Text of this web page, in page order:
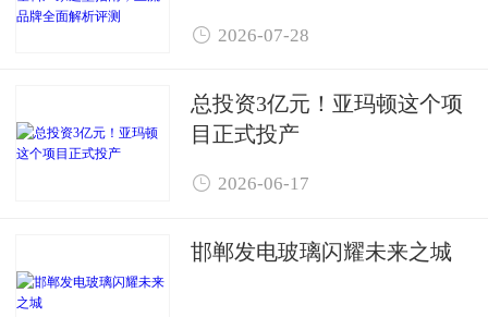
 2026-07-28
总投资3亿元！亚玛顿这个项
目正式投产
 2026-06-17
邯郸发电玻璃闪耀未来之城